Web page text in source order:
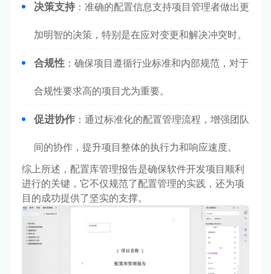
决策支持 ：准确的配置信息支持项目管理者做出更
加明智的决策，特别是在应对变更和解决冲突时。
合规性 ：确保项目遵循行业标准和内部规范，对于
合规性要求高的项目尤为重要。
促进协作 ：通过标准化的配置管理流程，增强团队
间的协作，提升项目整体的执行力和响应速度。
综上所述，配置库管理报告是确保软件开发项目顺利
进行的关键，它不仅规范了配置管理的实践，还为项
目的成功提供了坚实的支撑。